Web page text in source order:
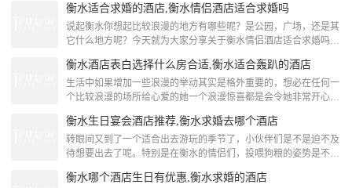
这些内容吧！衡水浪漫酒店预订饶阳鑫悦商务宾馆饶阳鑫悦商务宾
馆位于健康东路，与振兴街毗邻，交通十分便利。酒店设有各类温
馨客房，提供24小时热水淋浴、空调、电视、电话和宽带上网，让
衡水适合求婚的酒店,衡水情侣酒店适合求婚吗
说起衡水你想起比较浪漫的地方有哪些呢？是公园，广场，还是其
它什么地方呢？今天就为大家分享关于衡水情侣酒店适合求婚吗，
店(衡水榕花北大街怡然城店)驿家365连锁酒店（衡水榕花北大街
怡然城店）位于衡水市桃城区北部（与大庆路交叉口东南角），距
离火车站及长途客运站、高速公路口、衡水二中仅几分钟车程，北
衡水酒店表白选择什么房合适,衡水适合轰趴的酒店
生活中如果增加一些浪漫的举动其实是格外重要的，想必在任何一
个比较浪漫的场所给心爱的她一个浪漫惊喜都是会令她非常开心
衡水浪漫策划小编一起来看看吧！衡水适合轰趴的酒店衡水张金兰
公寓日租月租。出租房屋[attach]148318[/attach]衡水适合轰趴的酒店
衡水凯悦旅馆衡水凯悦旅馆位于中心大街，毗邻衡水站，宾馆房间
衡水生日宴会酒店推荐,衡水求婚去哪个酒店
转眼间又到了一个适合出去游玩的季节了，小伙伴们是不是迫不及
待想要出去了呢。特别是在衡水的情侣们，投喂狗粮的姿势是不是
去哪个酒店的相关内容，带上你心爱的她一起去看看吧！衡水生日
衡水哪个酒店生日有优惠,衡水求婚的酒店